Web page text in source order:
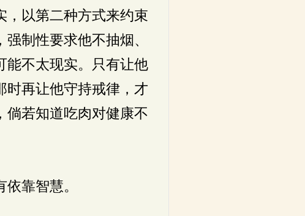
，以第二种方式来约束
制性要求他不抽烟、
能不太现实。只有让他
时再让他守持戒律，才
倘若知道吃肉对健康不
靠智慧。